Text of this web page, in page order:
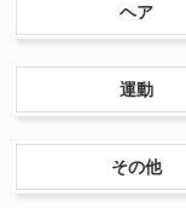
ヘア
運動
その他